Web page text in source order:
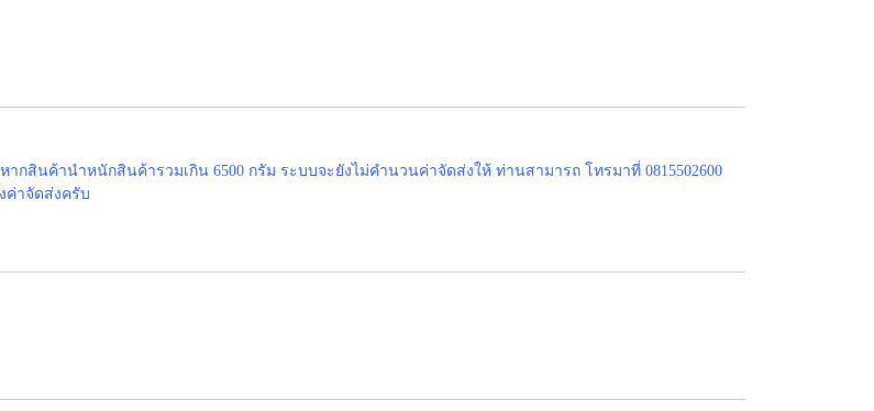
กสินค้านำหนักสินค้ารวมเกิน 6500 กรัม ระบบจะยังไม่คำนวนค่าจัดส่งให้ ท่านสามารถ โทรมาที่ 0815502600
ค่าจัดส่งครับ